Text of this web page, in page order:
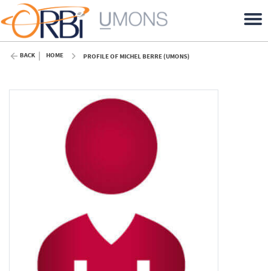
BACK HOME PROFILE OF MICHEL BERRE (UMONS)